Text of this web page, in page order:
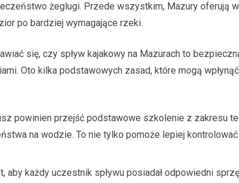
żeglugi. Przede wszystkim, Mazury oferują
po bardziej wymagające rzeki.
się, czy spływ kajakowy na Mazurach to
Oto kilka podstawowych zasad, które mogą
powinien przejść podstawowe szkolenie z zakresu
na wodzie. To nie tylko pomoże lepiej
aby każdy uczestnik spływu posiadał odpowiedni